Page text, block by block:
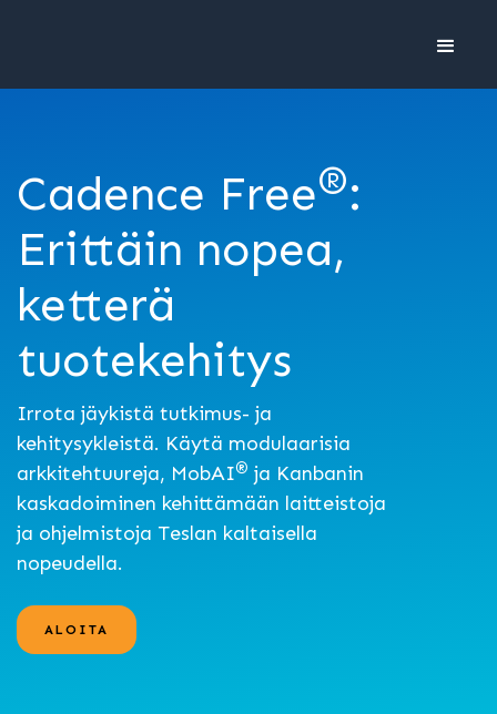
Cadence Free®:
Erittäin nopea,
ketterä
tuotekehitys
Irrota jäykistä tutkimus- ja
kehitysykleistä. Käytä modulaarisia
arkkitehtuureja, MobAI® ja Kanbanin
kaskadoiminen kehittämään laitteistoja
ja ohjelmistoja Teslan kaltaisella
nopeudella.
ALOITA